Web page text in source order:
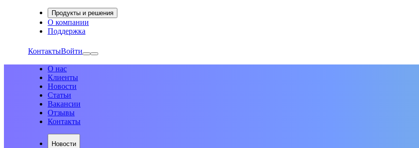
Продукты и решения
О компании
Поддержка
КонтактыВойти
О нас
Клиенты
Новости
Статьи
Вакансии
Отзывы
Контакты
Новости